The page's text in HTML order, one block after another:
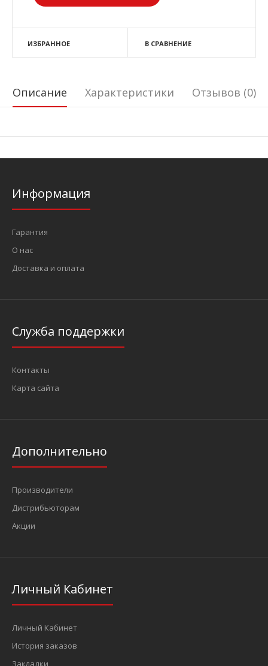
ИЗБРАННОЕ В СРАВНЕНИЕ
Описание Характеристики Отзывов (0)
Информация
Гарантия
О нас
Доставка и оплата
Служба поддержки
Контакты
Карта сайта
Дополнительно
Производители
Дистрибьюторам
Акции
Личный Кабинет
Личный Кабинет
История заказов
Закладки